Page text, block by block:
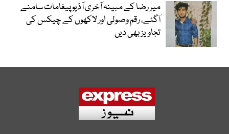
میر رضا کے مبینہ آخری آڈیو پیغامات سامنے
آگئے، رقم وصولی اور لاکھوں کے چیکس کی
تجاویز بھی دیں